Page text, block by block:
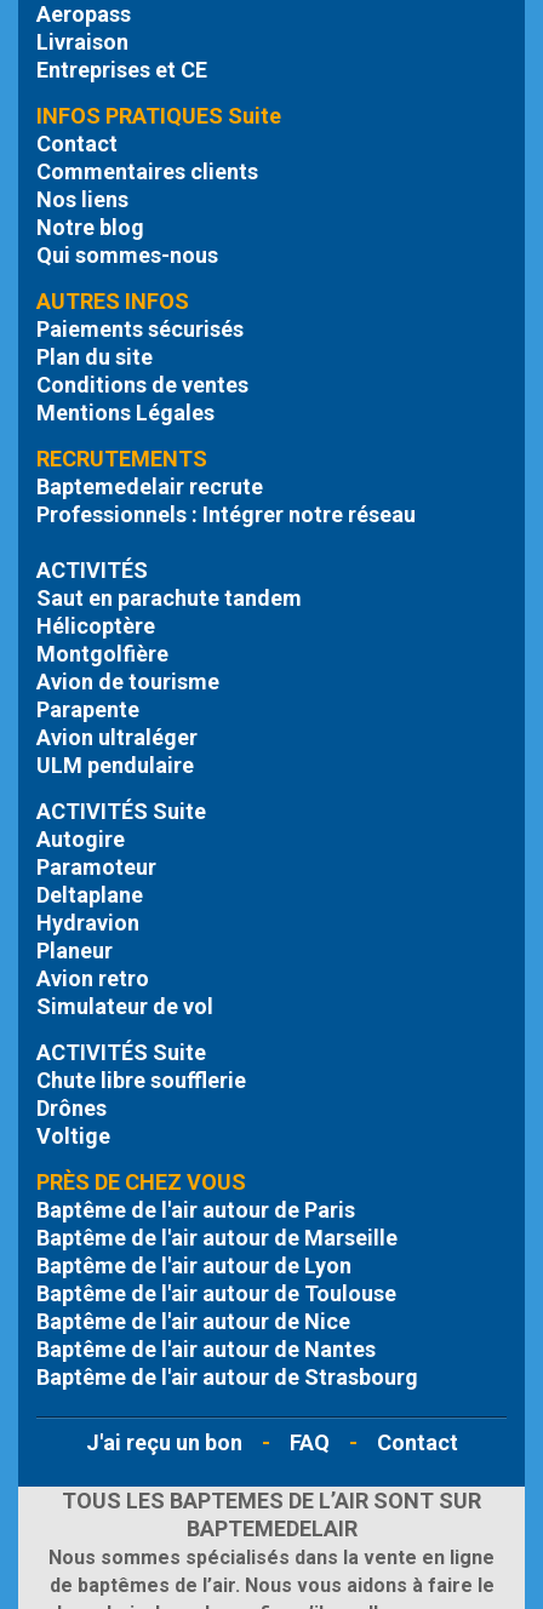
Aeropass
Livraison
Entreprises et CE
INFOS PRATIQUES Suite
Contact
Commentaires clients
Nos liens
Notre blog
Qui sommes-nous
AUTRES INFOS
Paiements sécurisés
Plan du site
Conditions de ventes
Mentions Légales
RECRUTEMENTS
Baptemedelair recrute
Professionnels : Intégrer notre réseau
ACTIVITÉS
Saut en parachute tandem
Hélicoptère
Montgolfière
Avion de tourisme
Parapente
Avion ultraléger
ULM pendulaire
ACTIVITÉS Suite
Autogire
Paramoteur
Deltaplane
Hydravion
Planeur
Avion retro
Simulateur de vol
ACTIVITÉS Suite
Chute libresoufflerie
Drônes
Voltige
PRÈS DE CHEZ VOUS
Baptême de l'air autour de Paris
Baptême de l'air autour de Marseille
Baptême de l'air autour de Lyon
Baptême de l'air autour de Toulouse
Baptême de l'air autour de Nice
Baptême de l'air autour de Nantes
Baptême de l'air autour de Strasbourg
J'ai reçu un bon - FAQ - Contact
TOUS LES BAPTEMES DE L’AIR SONT SUR
BAPTEMEDELAIR
Nous sommes spécialisés dans la vente en ligne
de baptêmes de l’air. Nous vous aidons à faire le